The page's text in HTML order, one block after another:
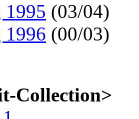
1995 (03/04)
1996 (00/03)
Collection>